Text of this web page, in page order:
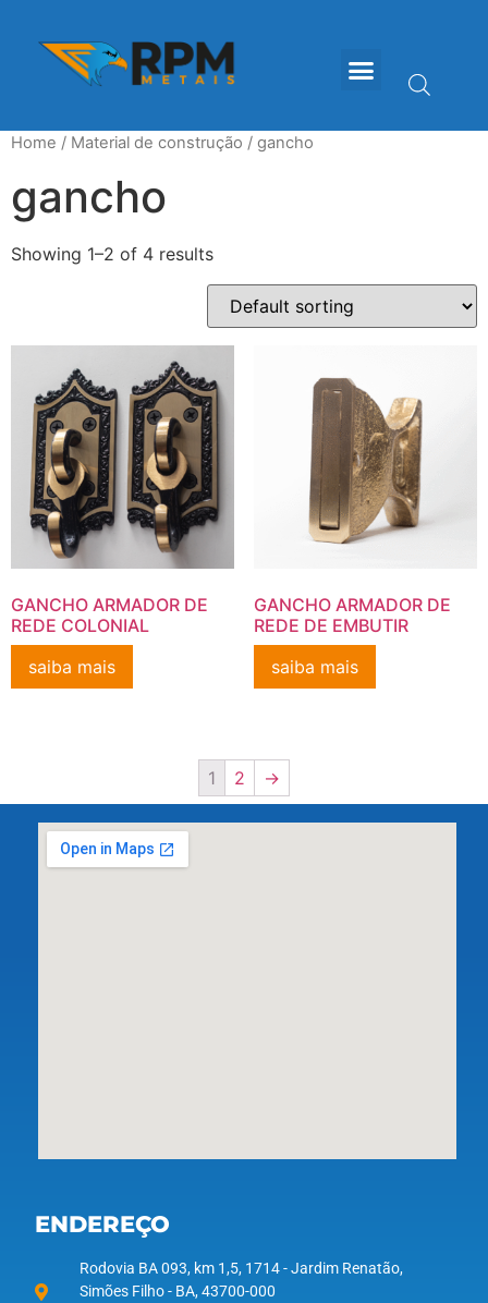
Home / Material de construção / gancho
gancho
Showing 1–2 of 4 results
GANCHO ARMADOR DE
REDE COLONIAL
saiba mais
GANCHO ARMADOR DE
REDE DE EMBUTIR
saiba mais
1 2 →
ENDEREÇO
Rodovia BA 093, km 1,5, 1714 - Jardim Renatão,
Simões Filho - BA, 43700-000